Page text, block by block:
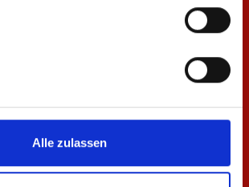
Alle zulassen
mir per E-Mail, Post sowie über weitere
(z.B. Telefon oder SMS)
Veranstaltungen) sowie von Partnern
Einwilligung jederzeit widerrufen.
ABONNIEREN